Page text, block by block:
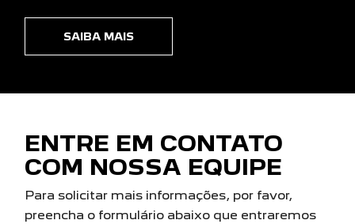
SAIBA MAIS
ENTRE EM CONTATO
COM NOSSA EQUIPE
Para solicitar mais informações, por favor,
preencha o formulário abaixo que entraremos